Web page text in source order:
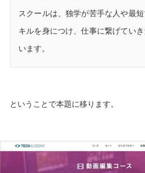
スクールは、独学が苦手な人や最
キルを身につけ、仕事に繋げてい
います。
ということで本題に移ります。